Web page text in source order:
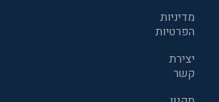
מדיניות
הפרטיות
יצירת
קשר